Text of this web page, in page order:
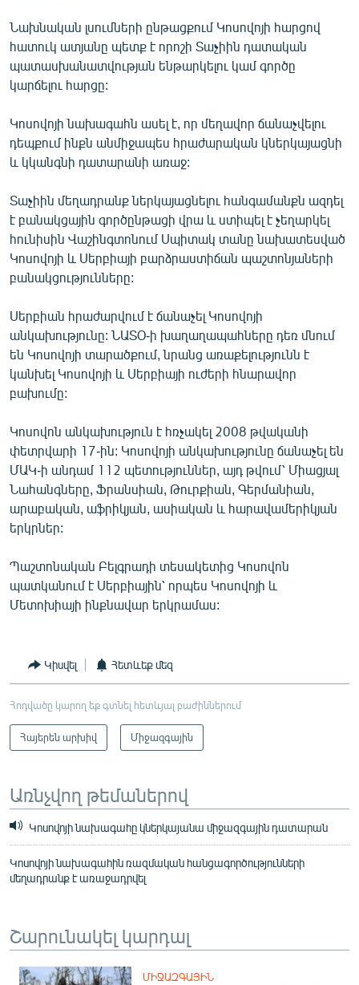
Նախնական լսումների ընթացքում Կոսովոյի հարցով
հատուկ ատյանը պետք է որոշի Տաչիին դատական
պատասխանատվության ենթարկելու կամ գործը
կարճելու հարցը:
Կոսովոյի նախագահն ասել է, որ մեղավոր ճանաչվելու
դեպքում ինքն անմիջապես հրաժարական կներկայացնի
և կկանգնի դատարանի առաջ:
Տաչիին մեղադրանք ներկայացնելու հանգամանքն ազդել
է բանակցային գործընթացի վրա և ստիպել է չեղարկել
հունիսին Վաշինգտոնում Սպիտակ տանը նախատեսված
Կոսովոյի և Սերբիայի բարձրաստիճան պաշտոնյաների
բանակցությունները:
Սերբիան հրաժարվում է ճանաչել Կոսովոյի
անկախությունը: ՆԱՏՕ-ի խաղաղապահները դեռ մնում
են Կոսովոյի տարածքում, նրանց առաքելությունն է
կանխել Կոսովոյի և Սերբիայի ուժերի հնարավոր
բախումը:
Կոսովոն անկախություն է հռչակել 2008 թվականի
փետրվարի 17-ին: Կոսովոյի անկախությունը ճանաչել են
ՄԱԿ-ի անդամ 112 պետություններ, այդ թվում՝ Միացյալ
Նահանգները, Ֆրանսիան, Թուրքիան, Գերմանիան,
արաբական, աֆրիկյան, ասիական և հարավամերիկյան
երկրներ:
Պաշտոնական Բելգրադի տեսակետից Կոսովոն
պատկանում է Սերբիային՝ որպես Կոսովոյի և
Մետոխիայի ինքնավար երկրամաս:
Կիսվել Հետևեք մեզ
Հոդվածը կարող եք գտնել հետևյալ բաժիններում
Հայերեն արխիվ Միջազգային
Առնչվող թեմաներով
Կոսովոյի նախագահը կներկայանա միջազգային դատարան
Կոսովոյի նախագահին ռազմական հանցագործությունների
մեղադրանք է առաջադրվել
Շարունակել կարդալ
ՄԻՋԱԶԳԱՅԻՆ